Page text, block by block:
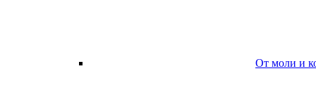
От моли и